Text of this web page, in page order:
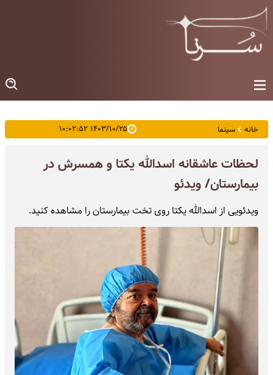
خانه سینما ۱۴۰۳/۱۰/۲۵ ۱۰:۰۲:۵۲
لحظات عاشقانه اسدالله یکتا و همسرش در
بیمارستان/ ویدئو
ویدئویی از اسدالله یکتا روی تخت بیمارستان را مشاهده کنید.